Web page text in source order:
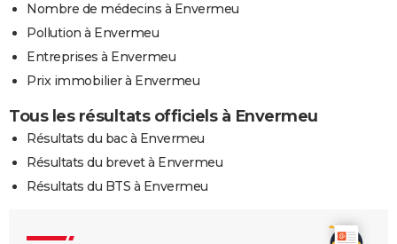
Nombre de médecins à Envermeu
Pollution à Envermeu
Entreprises à Envermeu
Prix immobilier à Envermeu
Tous les résultats officiels à Envermeu
Résultats du bac à Envermeu
Résultats du brevet à Envermeu
Résultats du BTS à Envermeu